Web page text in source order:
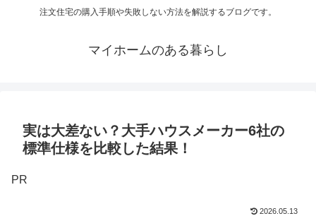
注文住宅の購入手順や失敗しない方法を解説するブログです。
マイホームのある暮らし
実は大差ない？大手ハウスメーカー6社の
標準仕様を比較した結果！
PR
2026.05.13